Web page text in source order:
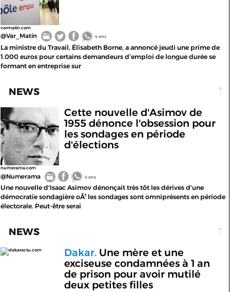
varmatin.com
@Var_Matin 4 ans
La ministre du Travail, Élisabeth Borne, a annoncé jeudi une prime de
1.000 euros pour certains demandeurs d’emploi de longue durée se
formant en entreprise sur
NEWS
numerama.com
Cette nouvelle d'Asimov de
1955 dénonce l'obsession pour
les sondages en période
d'élections
@Numerama 4 ans
Une nouvelle d'Isaac Asimov dénonçait très tôt les dérives d'une
démocratie sondagière oÃ¹ les sondages sont omniprésents en période
électorale. Peut-être serai
NEWS
dakaractu.com Dakar.Une mère et une
exciseuse condamnées à 1 an
de prison pour avoir mutilé
deux petites filles